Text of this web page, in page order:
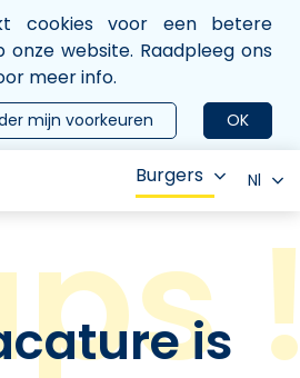
cookies voor een betere
onze website. Raadpleeg ons
meer info.
OK
mijn voorkeuren
Burgers Nl
is